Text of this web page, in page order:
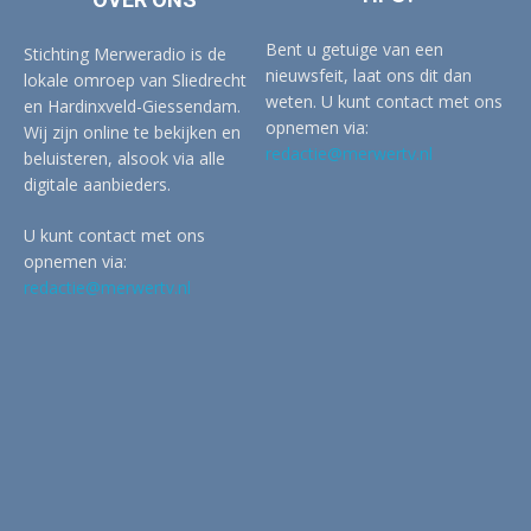
Stichting Merweradio is de
lokale omroep van Sliedrecht
en Hardinxveld-Giessendam.
Wij zijn online te bekijken en
beluisteren, alsook via alle
digitale aanbieders.
U kunt contact met ons
opnemen via:
redactie@merwertv.nl
Bent u getuige van een
nieuwsfeit, laat ons dit dan
weten. U kunt contact met ons
opnemen via:
redactie@merwertv.nl